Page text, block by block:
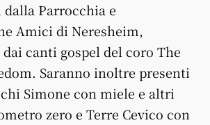
Parrocchia e
Amici di Neresheim,
canti gospel del coro The
Saranno inoltre presenti
Simone con miele e altri
zero e Terre Cevico con